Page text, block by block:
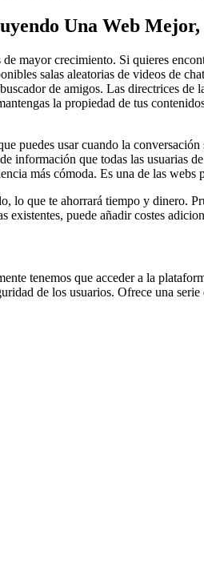
Una Web
mayor crecimiento. Si quieres
salas aleatorias de videos de
de amigos. Las directrices
la propiedad de tus
puedes usar cuando la
información que todas las usuarias
más cómoda. Es una de las webs
lo que te ahorrará tiempo y dinero.
puede añadir costes
tenemos que acceder a la
de los usuarios. Ofrece una